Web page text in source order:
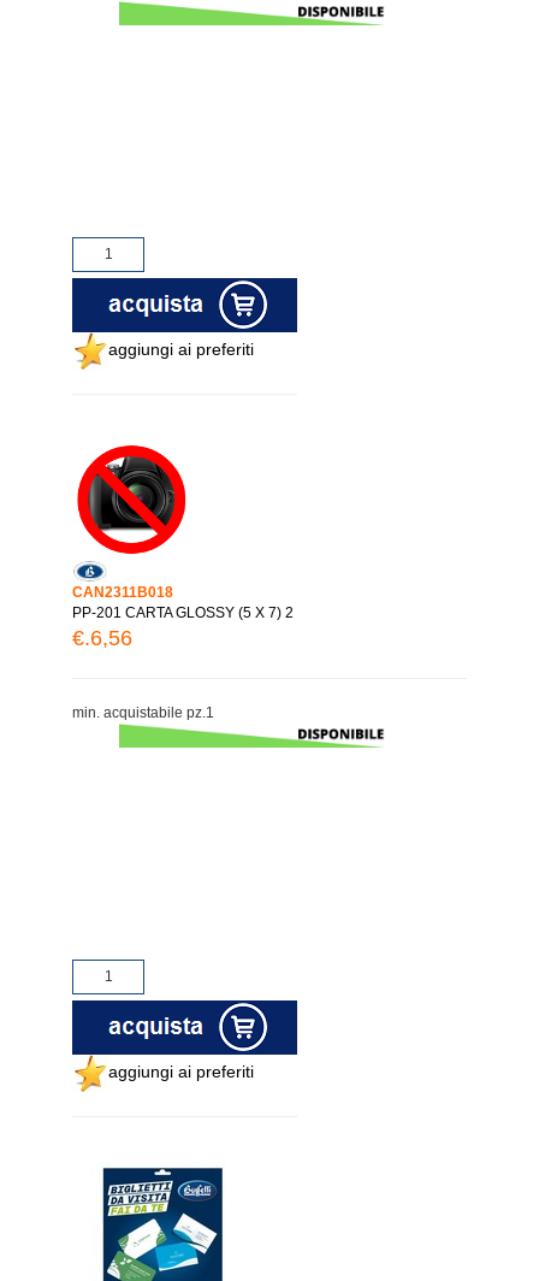
aggiungi ai preferiti
CAN2311B018
PP-201 CARTA GLOSSY (5 X 7) 2
€.6,56
min. acquistabile pz.1
aggiungi ai preferiti